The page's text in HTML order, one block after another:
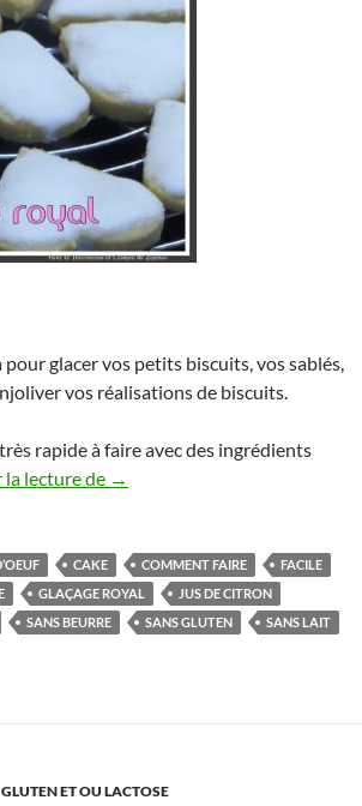
glacer vos petits biscuits, vos sablés,
vos réalisations de biscuits.
rapide à faire avec des ingrédients
lecture de Glaçage Royal pour cake ou
→
CAKE COMMENT FAIRE
FACILE
GLAÇAGE ROYAL
JUS DE CITRON
SANS BEURRE SANS GLUTEN
SANS LAIT
ET OU LACTOSE